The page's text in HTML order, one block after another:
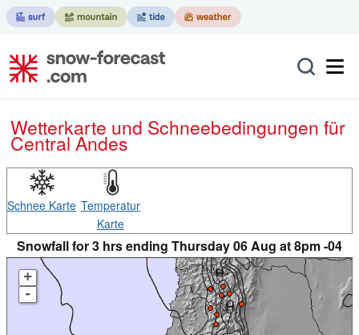
Wetterkarte und Schneebedingungen für
Central Andes
Schnee Karte Temperatur
Karte
Snowfall for 3 hrs ending Thursday 06 Aug at 8pm -04
+
-